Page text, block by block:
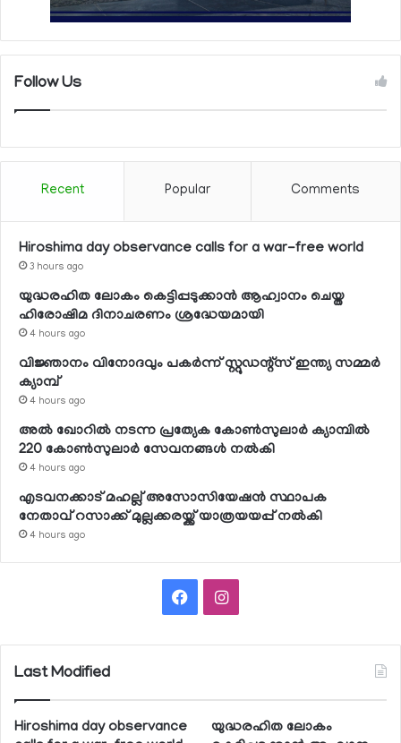
Follow Us
Recent Popular Comments
Hiroshima day observance calls for a war-free world
3 hours ago
യുദ്ധരഹിത ലോകം കെട്ടിപ്പടുക്കാന്‍ ആഹ്വാനം ചെയ്ത
ഹിരോഷിമ ദിനാചരണം ശ്രദ്ധേയമായി
4 hours ago
വിജ്ഞാനം വിനോദവും പകര്‍ന്ന് സ്റ്റുഡന്റ്‌സ് ഇന്ത്യ സമ്മര്‍
ക്യാമ്പ്
4 hours ago
അല്‍ ഖോറില്‍ നടന്ന പ്രത്യേക കോണ്‍സുലാര്‍ ക്യാമ്പില്‍
220 കോണ്‍സുലാര്‍ സേവനങ്ങള്‍ നല്‍കി
4 hours ago
എടവനക്കാട് മഹല്ല് അസോസിയേഷന്‍ സ്ഥാപക
നേതാവ് റസാക്ക് മുല്ലക്കരയ്ക്ക് യാത്രയയപ്പ് നല്‍കി
4 hours ago
FacebookInstagram
Last Modified
Hiroshima day observance
യുദ്ധരഹിത ലോകം